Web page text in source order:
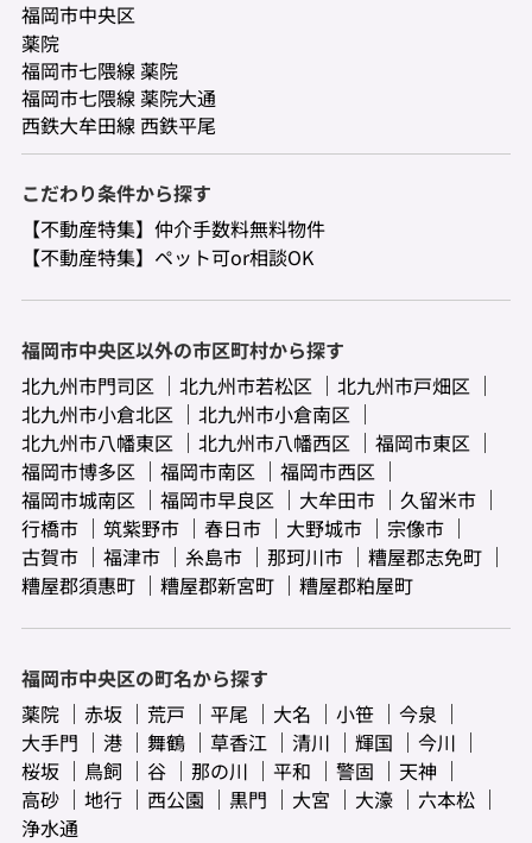
福岡市中央区
薬院
福岡市七隈線 薬院
福岡市七隈線 薬院大通
西鉄大牟田線 西鉄平尾
こだわり条件から探す
【不動産特集】仲介手数料無料物件
【不動産特集】ペット可or相談OK
福岡市中央区以外の市区町村から探す
北九州市門司区
北九州市若松区
北九州市戸畑区
北九州市小倉北区
北九州市小倉南区
北九州市八幡東区
北九州市八幡西区
福岡市東区
福岡市博多区
福岡市南区
福岡市西区
福岡市城南区
福岡市早良区 大牟田市
久留米市
行橋市
筑紫野市 春日市 大野城市
宗像市
古賀市
福津市 糸島市 那珂川市
糟屋郡志免町
糟屋郡須惠町
糟屋郡新宮町 糟屋郡粕屋町
福岡市中央区の町名から探す
薬院
赤坂 荒戸 平尾 大名 小笹
今泉
大手門
港 舞鶴 草香江 清川 輝国
今川
桜坂
鳥飼 谷 那の川 平和 警固
天神
高砂
地行 西公園 黒門 大宮 大濠
六本松
浄水通